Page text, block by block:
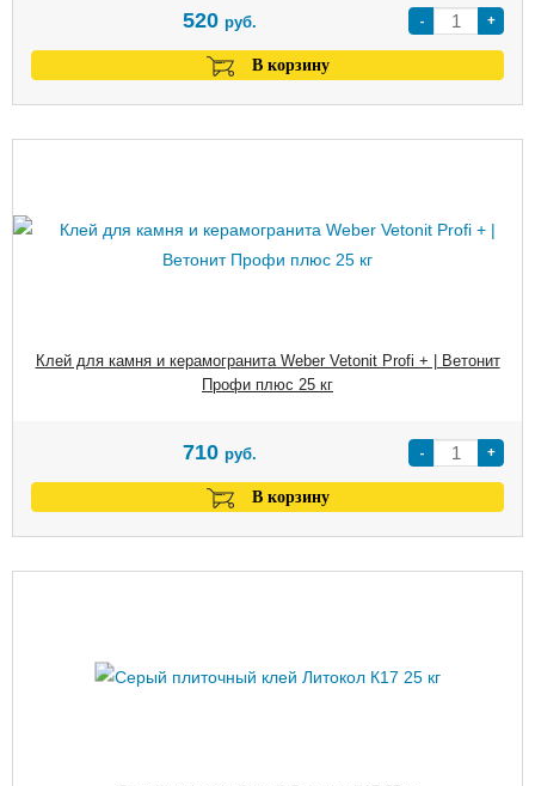
- +
520 руб.
В корзину
Клей для камня и керамогранита Weber Vetonit Profi + | Ветонит
Профи плюс 25 кг
- +
710 руб.
В корзину